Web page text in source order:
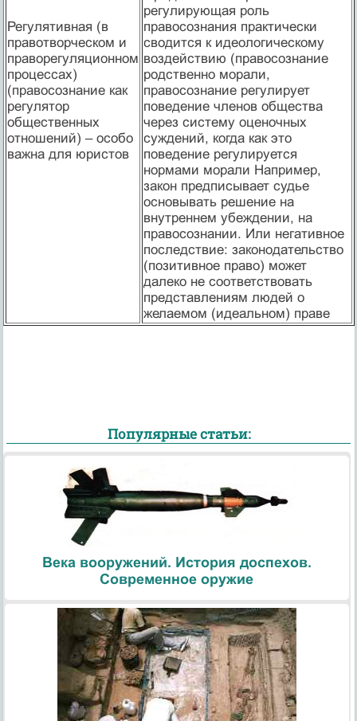
Регулятивная (в
правотворческом и
праворегуляционном
процессах)
(правосознание как
регулятор
общественных
отношений) – особо
важна для юристов
регулирующая роль
правосознания практически
сводится к идеологическому
воздействию (правосознание
родственно морали,
правосознание регулирует
поведение членов общества
через систему оценочных
суждений, когда как это
поведение регулируется
нормами морали Например,
закон предписывает судье
основывать решение на
внутреннем убеждении, на
правосознании. Или негативное
последствие: законодательство
(позитивное право) может
далеко не соответствовать
представлениям людей о
желаемом (идеальном) праве
Популярные статьи:
Века вооружений. История доспехов.
Современное оружие